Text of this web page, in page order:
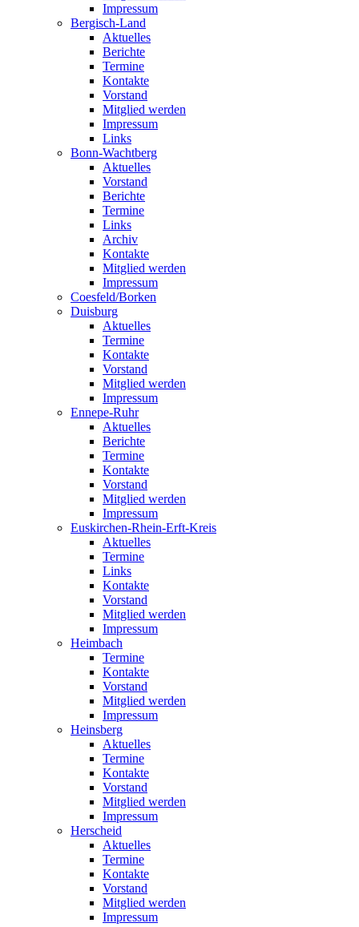
Impressum
Bergisch-Land
Aktuelles
Berichte
Termine
Kontakte
Vorstand
Mitglied werden
Impressum
Links
Bonn-Wachtberg
Aktuelles
Vorstand
Berichte
Termine
Links
Archiv
Kontakte
Mitglied werden
Impressum
Coesfeld/Borken
Duisburg
Aktuelles
Termine
Kontakte
Vorstand
Mitglied werden
Impressum
Ennepe-Ruhr
Aktuelles
Berichte
Termine
Kontakte
Vorstand
Mitglied werden
Impressum
Euskirchen-Rhein-Erft-Kreis
Aktuelles
Termine
Links
Kontakte
Vorstand
Mitglied werden
Impressum
Heimbach
Termine
Kontakte
Vorstand
Mitglied werden
Impressum
Heinsberg
Aktuelles
Termine
Kontakte
Vorstand
Mitglied werden
Impressum
Herscheid
Aktuelles
Termine
Kontakte
Vorstand
Mitglied werden
Impressum